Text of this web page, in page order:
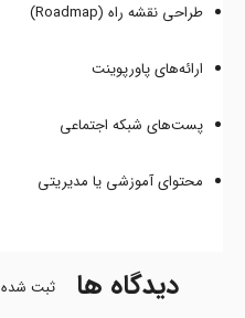
طراحی نقشه راه (Roadmap)
ارائه‌های پاورپوینت
پست‌های شبکه اجتماعی
محتوای آموزشی یا مدیریتی
دیدگاه ها ثبت شده